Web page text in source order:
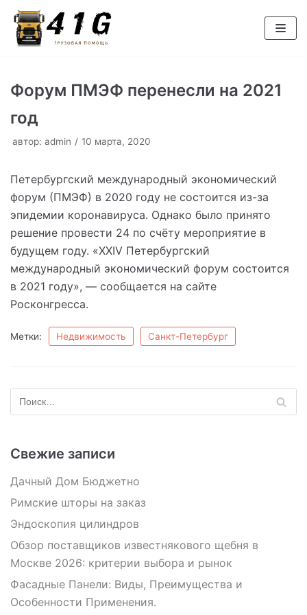
Перейти
к
Форум ПМЭФ перенесли на 2021
год
автор: admin 10 марта, 2020
Петербургский международный экономический
форум (ПМЭФ) в 2020 году не состоится из-за
эпидемии коронавируса. Однако было принято
решение провести 24 по счёту мероприятие в
будущем году. «XXIV Петербургский
международный экономический форум состоится
в 2021 году», — сообщается на сайте
Росконгресса.
Метки: Недвижимость Санкт-Петербург
Свежие записи
Дачный Дом Бюджетно
Римские шторы на заказ
Эндоскопия цилиндров
Обзор поставщиков известнякового щебня в
Москве 2026: критерии выбора и рынок
Фасадные Панели: Виды, Преимущества и
Особенности Применения.